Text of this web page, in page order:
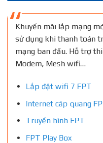
Khuyến mãi lắp mạng
sử dụng khi thanh toán
mạng ban đầu. Hỗ trợ
Modem, Mesh wifi…
Lắp đặt wifi 7 FPT
Internet cáp quang
Truyền hình FPT
FPT Play Box